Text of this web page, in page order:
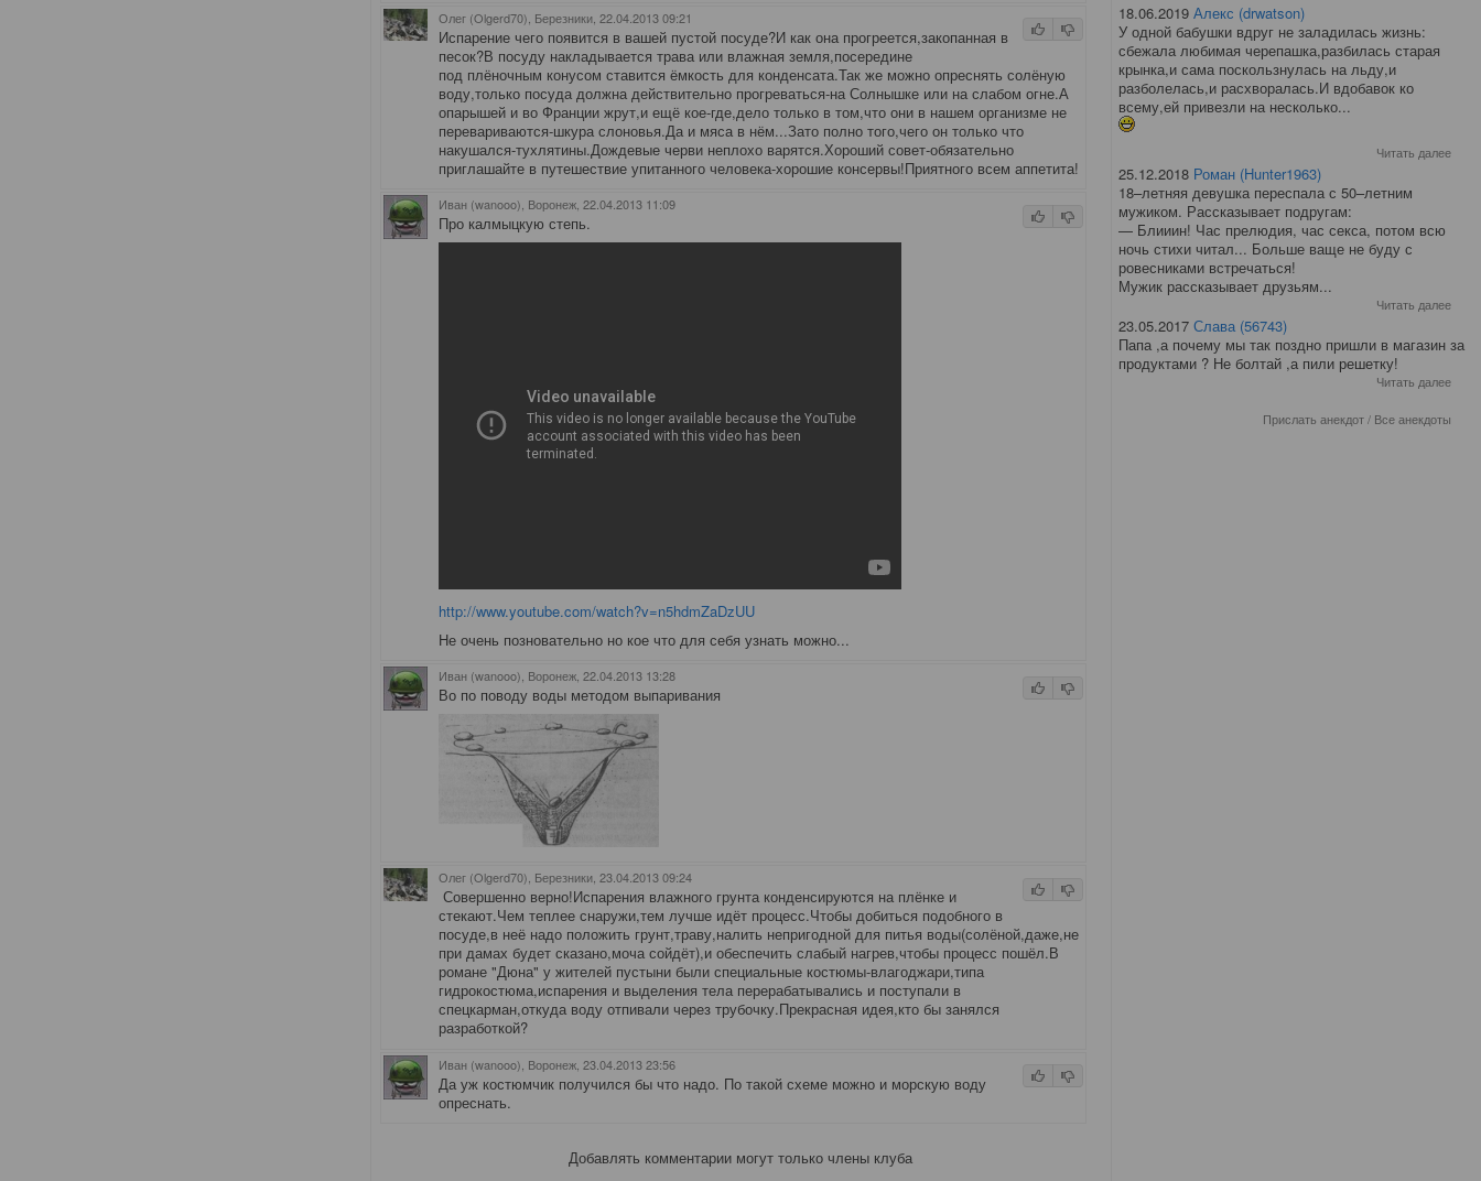
Олег (Olgerd70), Березники, 22.04.2013 09:21
Испарение чего появится в вашей пустой посуде?И как она прогреется,закопанная в
песок?В посуду накладывается трава или влажная земля,посередине
под плёночным конусом ставится ёмкость для конденсата.Так же можно опреснять солёную
воду,только посуда должна действительно прогреваться-на Солнышке или на слабом огне.А
опарышей и во Франции жрут,и ещё кое-где,дело только в том,что они в нашем организме не
перевариваются-шкура слоновья.Да и мяса в нём...Зато полно того,чего он только что
накушался-тухлятины.Дождевые черви неплохо варятся.Хороший совет-обязательно
приглашайте в путешествие упитанного человека-хорошие консервы!Приятного всем аппетита!
Иван (wanooo), Воронеж, 22.04.2013 11:09
Про калмыцкую степь.
http://www.youtube.com/watch?v=n5hdmZaDzUU
Не очень позновательно но кое что для себя узнать можно...
Иван (wanooo), Воронеж, 22.04.2013 13:28
Во по поводу воды методом выпаривания
Олег (Olgerd70), Березники, 23.04.2013 09:24
Совершенно верно!Испарения влажного грунта конденсируются на плёнке и
стекают.Чем теплее снаружи,тем лучше идёт процесс.Чтобы добиться подобного в
посуде,в неё надо положить грунт,траву,налить непригодной для питья воды(солёной,даже,не
при дамах будет сказано,моча сойдёт),и обеспечить слабый нагрев,чтобы процесс пошёл.В
романе "Дюна" у жителей пустыни были специальные костюмы-влагоджари,типа
гидрокостюма,испарения и выделения тела перерабатывались и поступали в
спецкарман,откуда воду отпивали через трубочку.Прекрасная идея,кто бы занялся
разработкой?
Иван (wanooo), Воронеж, 23.04.2013 23:56
Да уж костюмчик получился бы что надо. По такой схеме можно и морскую воду
опреснать.
Добавлять комментарии могут только члены клуба
18.06.2019 Алекс (drwatson)
У одной бабушки вдруг не заладилась жизнь:
сбежала любимая черепашка,разбилась старая
крынка,и сама поскользнулась на льду,и
разболелась,и расхворалась.И вдобавок ко
всему,ей привезли на несколько...
Читать далее
25.12.2018 Роман (Hunter1963)
18–летняя девушка переспала с 50–летним
мужиком. Рассказывает подругам:
— Блииин! Час прелюдия, час секса, потом всю
ночь стихи читал... Больше ваще не буду с
ровесниками встречаться!
Мужик рассказывает друзьям...
Читать далее
23.05.2017 Слава (56743)
Папа ,а почему мы так поздно пришли в магазин за
продуктами ? Не болтай ,а пили решетку!
Читать далее
Прислать анекдот/ Все анекдоты